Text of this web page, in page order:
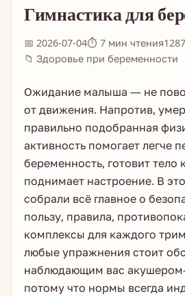
Гимнастика для
📅 2026-07-04⏱ 7 мин чтения
📁 Здоровье при беременности
Ожидание малыша — не
от движения. Напротив,
правильно подобранная
активность помогает легче
беременность, готовит тело
поднимает настроение. В
собрали всё главное о
пользу, правила,
комплексы для каждого
любые упражнения стоит
наблюдающим вас
потому что нормы всегда